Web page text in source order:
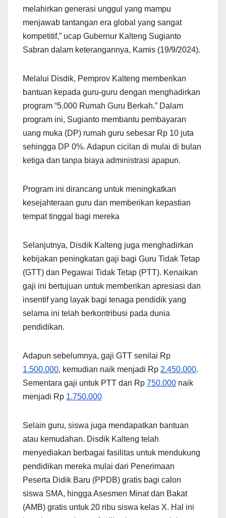
melahirkan generasi unggul yang mampu
menjawab tantangan era global yang sangat
kompetitif,” ucap Gubernur Kalteng Sugianto
Sabran dalam keterangannya, Kamis (19/9/2024).
Melalui Disdik, Pemprov Kalteng memberikan
bantuan kepada guru-guru dengan menghadirkan
program “5.000 Rumah Guru Berkah.” Dalam
program ini, Sugianto membantu pembayaran
uang muka (DP) rumah guru sebesar Rp 10 juta
sehingga DP 0%. Adapun cicilan di mulai di bulan
ketiga dan tanpa biaya administrasi apapun.
Program ini dirancang untuk meningkatkan
kesejahteraan guru dan memberikan kepastian
tempat tinggal bagi mereka
Selanjutnya, Disdik Kalteng juga menghadirkan
kebijakan peningkatan gaji bagi Guru Tidak Tetap
(GTT) dan Pegawai Tidak Tetap (PTT). Kenaikan
gaji ini bertujuan untuk memberikan apresiasi dan
insentif yang layak bagi tenaga pendidik yang
selama ini telah berkontribusi pada dunia
pendidikan.
Adapun sebelumnya, gaji GTT senilai Rp
1.500.000, kemudian naik menjadi Rp 2.450.000.
Sementara gaji untuk PTT dari Rp 750.000 naik
menjadi Rp 1.750.000
Selain guru, siswa juga mendapatkan bantuan
atau kemudahan. Disdik Kalteng telah
menyediakan berbagai fasilitas untuk mendukung
pendidikan mereka mulai dari Penerimaan
Peserta Didik Baru (PPDB) gratis bagi calon
siswa SMA, hingga Asesmen Minat dan Bakat
(AMB) gratis untuk 20 ribu siswa kelas X. Hal ini